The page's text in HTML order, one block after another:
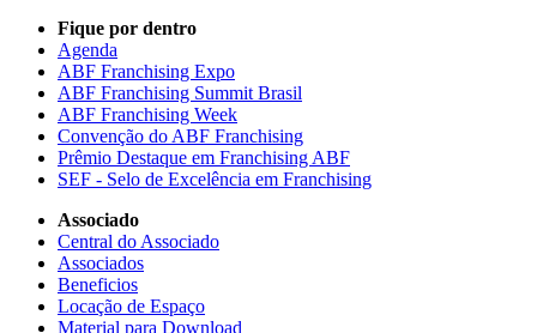
Fique por dentro
Agenda
ABF Franchising Expo
ABF Franchising Summit Brasil
ABF Franchising Week
Convenção do ABF Franchising
Prêmio Destaque em Franchising ABF
SEF - Selo de Excelência em Franchising
Associado
Central do Associado
Associados
Beneficios
Locação de Espaço
Material para Download